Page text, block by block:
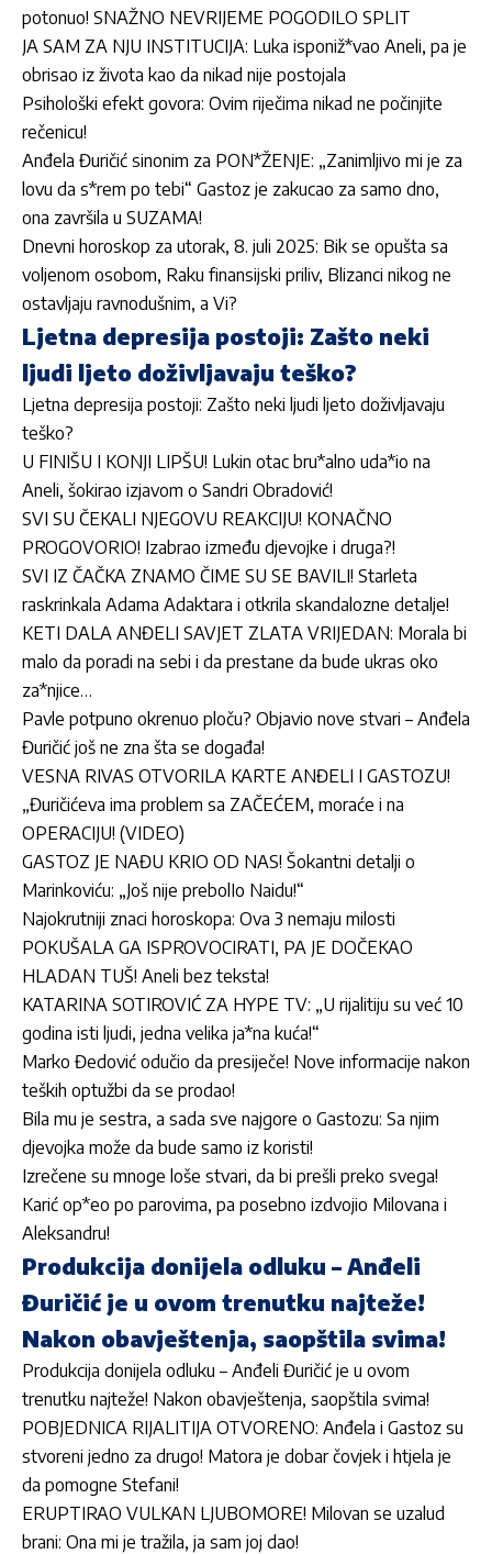
potonuo! SNAŽNO NEVRIJEME POGODILO SPLIT
JA SAM ZA NJU INSTITUCIJA: Luka isponiž*vao Aneli, pa je
obrisao iz života kao da nikad nije postojala
Psihološki efekt govora: Ovim riječima nikad ne počinjite
rečenicu!
Anđela Đuričić sinonim za PON*ŽENJE: „Zanimljivo mi je za
lovu da s*rem po tebi“ Gastoz je zakucao za samo dno,
ona završila u SUZAMA!
Dnevni horoskop za utorak, 8. juli 2025: Bik se opušta sa
voljenom osobom, Raku finansijski priliv, Blizanci nikog ne
ostavljaju ravnodušnim, a Vi?
Ljetna depresija postoji: Zašto neki
ljudi ljeto doživljavaju teško?
Ljetna depresija postoji: Zašto neki ljudi ljeto doživljavaju
teško?
U FINIŠU I KONJI LIPŠU! Lukin otac bru*alno uda*io na
Aneli, šokirao izjavom o Sandri Obradović!
SVI SU ČEKALI NJEGOVU REAKCIJU! KONAČNO
PROGOVORIO! Izabrao između djevojke i druga?!
SVI IZ ČAČKA ZNAMO ČIME SU SE BAVILI! Starleta
raskrinkala Adama Adaktara i otkrila skandalozne detalje!
KETI DALA ANĐELI SAVJET ZLATA VRIJEDAN: Morala bi
malo da poradi na sebi i da prestane da bude ukras oko
za*njice…
Pavle potpuno okrenuo ploču? Objavio nove stvari – Anđela
Đuričić još ne zna šta se događa!
VESNA RIVAS OTVORILA KARTE ANĐELI I GASTOZU!
„Đuričićeva ima problem sa ZAČEĆEM, moraće i na
OPERACIJU! (VIDEO)
GASTOZ JE NAĐU KRIO OD NAS! Šokantni detalji o
Marinkoviću: „Još nije prebolIo Naidu!“
Najokrutniji znaci horoskopa: Ova 3 nemaju milosti
POKUŠALA GA ISPROVOCIRATI, PA JE DOČEKAO
HLADAN TUŠ! Aneli bez teksta!
KATARINA SOTIROVIĆ ZA HYPE TV: „U rijalitiju su već 10
godina isti ljudi, jedna velika ja*na kuća!“
Marko Đedović odučio da presiječe! Nove informacije nakon
teških optužbi da se prodao!
Bila mu je sestra, a sada sve najgore o Gastozu: Sa njim
djevojka može da bude samo iz koristi!
Izrečene su mnoge loše stvari, da bi prešli preko svega!
Karić op*eo po parovima, pa posebno izdvojio Milovana i
Aleksandru!
Produkcija donijela odluku – Anđeli
Đuričić je u ovom trenutku najteže!
Nakon obavještenja, saopštila svima!
Produkcija donijela odluku – Anđeli Đuričić je u ovom
trenutku najteže! Nakon obavještenja, saopštila svima!
POBJEDNICA RIJALITIJA OTVORENO: Anđela i Gastoz su
stvoreni jedno za drugo! Matora je dobar čovjek i htjela je
da pomogne Stefani!
ERUPTIRAO VULKAN LJUBOMORE! Milovan se uzalud
brani: Ona mi je tražila, ja sam joj dao!